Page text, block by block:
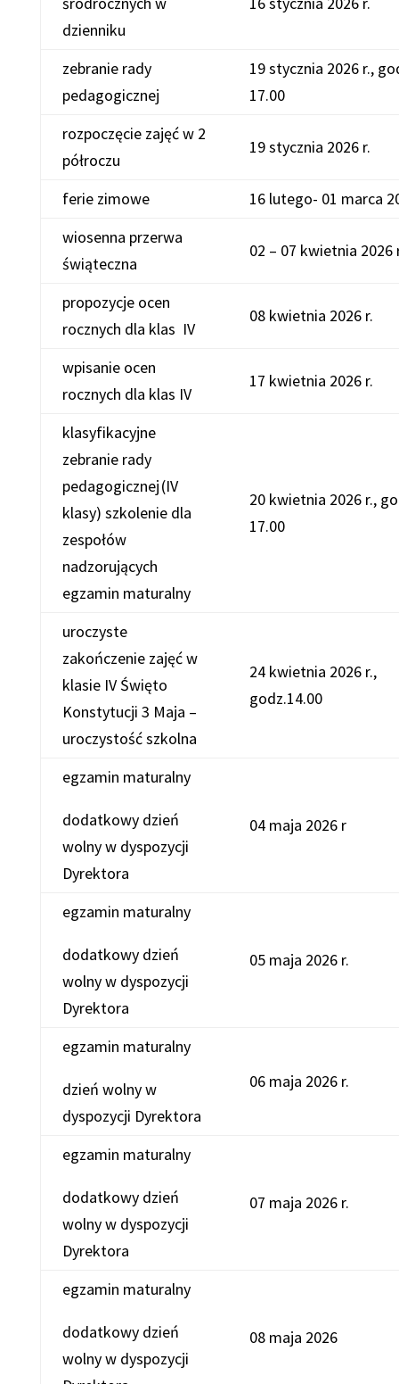
dzienniku
zebranie rady
pedagogicznej
19 stycznia 2026 r.,
17.00
rozpoczęcie zajęć w 2
półroczu
19 stycznia 2026 r.
ferie zimowe
16 lutego- 01 marca
wiosenna przerwa
świąteczna
02 – 07 kwietnia 2026
propozycje ocen
rocznych dla klas IV
08 kwietnia 2026 r.
wpisanie ocen
rocznych dla klas IV
17 kwietnia 2026 r.
klasyfikacyjne
zebranie rady
pedagogicznej (IV
klasy) szkolenie dla
zespołów
nadzorujących
egzamin maturalny
20 kwietnia 2026 r.,
17.00
uroczyste
zakończenie zajęć w
klasie IV Święto
Konstytucji 3 Maja –
uroczystość szkolna
24 kwietnia 2026 r.,
godz.14.00
egzamin maturalny
dodatkowy dzień
wolny w dyspozycji
Dyrektora
04 maja 2026 r
egzamin maturalny
dodatkowy dzień
wolny w dyspozycji
Dyrektora
05 maja 2026 r.
egzamin maturalny
dzień wolny w
dyspozycji Dyrektora
06 maja 2026 r.
egzamin maturalny
dodatkowy dzień
wolny w dyspozycji
Dyrektora
07 maja 2026 r.
egzamin maturalny
dodatkowy dzień
wolny w dyspozycji
08 maja 2026